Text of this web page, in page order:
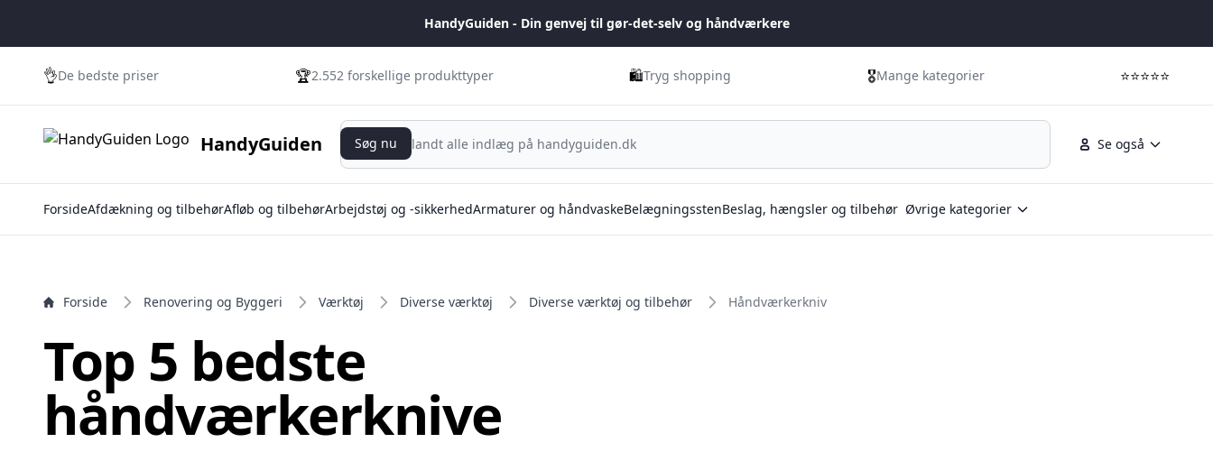
HandyGuiden - Din genvej til gør-det-selv og håndværkere
👌De bedste priser 🏆2.552 forskellige produkttyper 🛍️Tryg shopping 🎖️Mange kategorier ⭐⭐⭐⭐⭐
HandyGuiden Se også
Søg nu
Søg nu
ForsideAfdækning og tilbehørAfløb og tilbehørArbejdstøj og -sikkerhedArmaturer og håndvaskeBelægningsstenBeslag, hængsler og tilbehør Øvrige kategorier
Forside Renovering og Byggeri Værktøj Diverse værktøj Diverse værktøj og tilbehør Håndværkerkniv
Top 5 bedste
håndværkerknive